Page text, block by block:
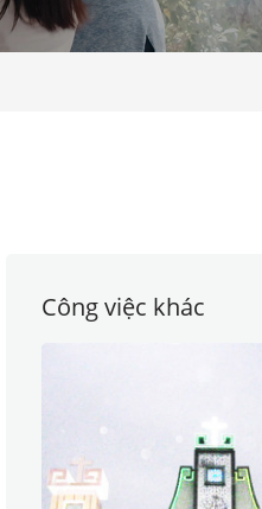
Công việc khác